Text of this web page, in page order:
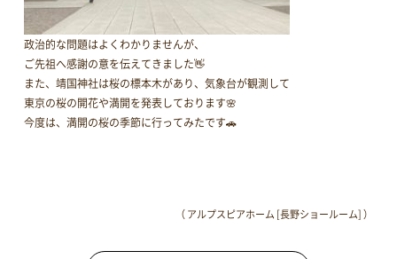
政治的な問題はよくわかりませんが、
ご先祖へ感謝の意を伝えてきました👋
また、靖国神社は桜の標本木があり、気象台が観測して
東京の桜の開花や満開を発表しております🌸
今度は、満開の桜の季節に行ってみたです🚗
（ アルプスピアホーム [長野ショールーム] ）